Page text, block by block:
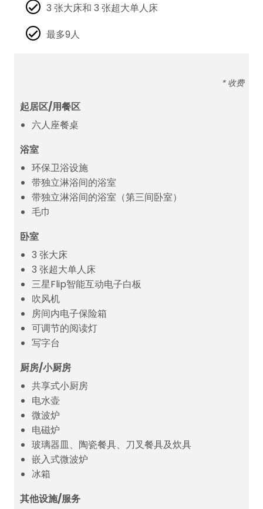
3 张大床和 3 张超大单人床
最多9人
* 收费
起居区/用餐区
六人座餐桌
浴室
环保卫浴设施
带独立淋浴间的浴室
带独立淋浴间的浴室（第三间卧室）
毛巾
卧室
3 张大床
3 张超大单人床
三星Flip智能互动电子白板
吹风机
房间内电子保险箱
可调节的阅读灯
写字台
厨房/小厨房
共享式小厨房
电水壶
微波炉
电磁炉
玻璃器皿、陶瓷餐具、刀叉餐具及炊具
嵌入式微波炉
冰箱
其他设施/服务